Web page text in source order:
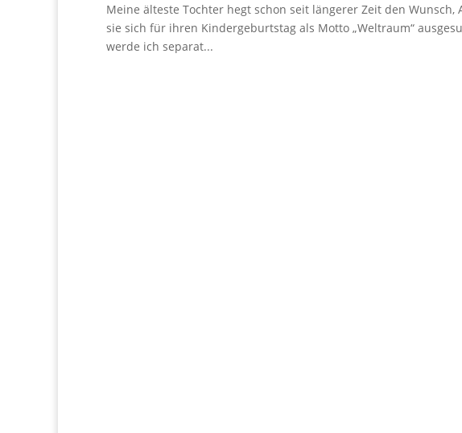
Meine älteste Tochter hegt schon seit längerer Zeit den
sie sich für ihren Kindergeburtstag als Motto „Weltraum“
werde ich separat...